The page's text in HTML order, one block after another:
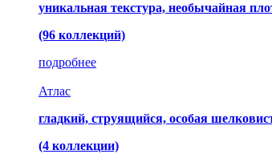
уникальная текстура, необычайная
(96 коллекций)
подробнее
Атлас
гладкий, струящийся, особая
(4 коллекции)